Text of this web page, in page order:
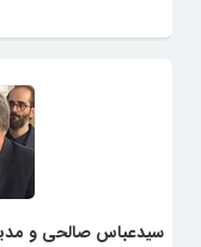
سیدعباس صالحی و